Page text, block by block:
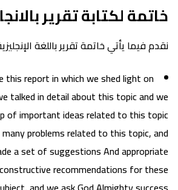
خاتمة لكتابة تقرير
نقدم فيما يأتي خاتمة تقرير باللغة
this report in which we shed light on
talked in detail about this topic and we
of important ideas related to this topic
problems related to this topic, and
a set of suggestions And appropriate
recommendations for these